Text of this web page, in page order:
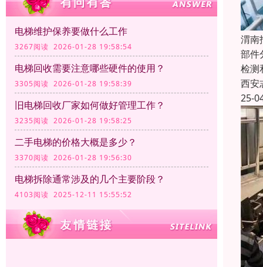
电梯维护保养要做什么工作
3267阅读 2026-01-28 19:58:54
电梯回收需要注意哪些硬件的使用？
3305阅读 2026-01-28 19:58:39
旧电梯回收厂家如何做好管理工作？
3235阅读 2026-01-28 19:58:25
二手电梯的价格大概是多少？
3370阅读 2026-01-28 19:56:30
电梯拆除通常涉及的几个主要阶段？
4103阅读 2025-12-11 15:55:52
渭南
部件
检测
西安
25-